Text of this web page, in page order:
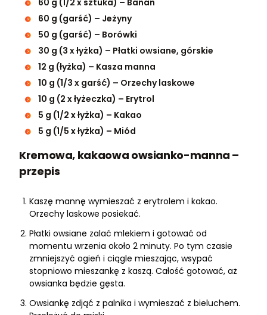
60 g (1/2 x sztuka) – Banan
60 g (garść) – Jeżyny
50 g (garść) – Borówki
30 g (3 x łyżka) – Płatki owsiane, górskie
12 g (łyżka) – Kasza manna
10 g (1/3 x garść) – Orzechy laskowe
10 g (2 x łyżeczka) – Erytrol
5 g (1/2 x łyżka) – Kakao
5 g (1/5 x łyżka) – Miód
Kremowa, kakaowa owsianko-manna –
przepis
Kaszę mannę wymieszać z erytrolem i kakao.
Orzechy laskowe posiekać.
Płatki owsiane zalać mlekiem i gotować od
momentu wrzenia około 2 minuty. Po tym czasie
zmniejszyć ogień i ciągle mieszając, wsypać
stopniowo mieszankę z kaszą. Całość gotować, aż
owsianka będzie gęsta.
Owsiankę zdjąć z palnika i wymieszać z bieluchem.